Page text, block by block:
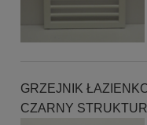
GRZEJNIK
CZARNY